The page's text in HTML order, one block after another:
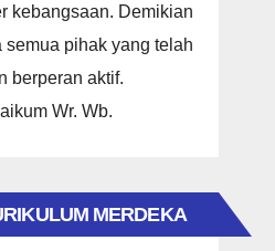
kebangsaan. Demikian
pihak yang telah
berperan aktif.
Wr. Wb.
MERDEKA